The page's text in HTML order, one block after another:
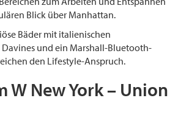
Blick über Manhattan.
Bäder mit italienischen
und ein Marshall-Bluetooth-
den Lifestyle-Anspruch.
W New York – Union